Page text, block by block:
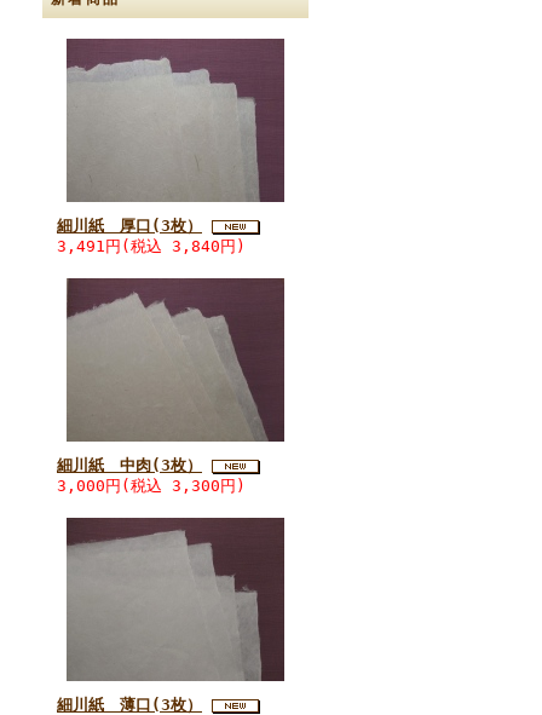
細川紙 厚口(3枚）
3,491円(税込 3,840円)
細川紙 中肉(3枚）
3,000円(税込 3,300円)
細川紙 薄口(3枚）